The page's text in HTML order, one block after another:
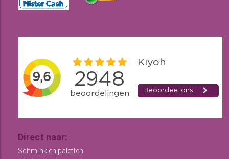
Direct naar:
Schmink en paletten